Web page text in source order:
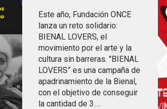
Este año, Fundación ONCE
lanza un reto solidario:
BIENAL LOVERS, el
movimiento por el arte y la
cultura sin barreras. "BIENAL
LOVERS” es una campaña de
apadrinamiento de la Bienal,
con el objetivo de conseguir
la cantidad de 3.…